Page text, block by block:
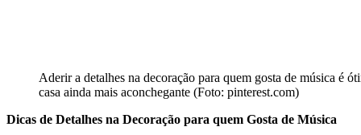
Aderir a detalhes na decoração para quem gosta de música é
casa ainda mais aconchegante (Foto: pinterest.com)
Dicas de Detalhes na Decoração para quem Gosta de Música